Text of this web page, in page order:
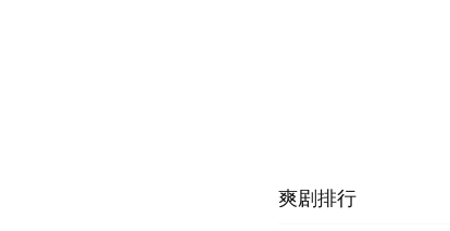
爽剧排行